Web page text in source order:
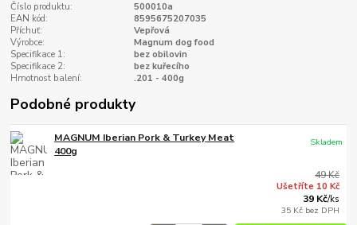
Číslo produktu:
500010a
EAN kód:
8595675207035
Příchuť:
Vepřová
Výrobce:
Magnum dog food
Specifikace 1:
bez obilovin
Specifikace 2:
bez kuřecího
Hmotnost balení:
.201 - 400g
Podobné produkty
MAGNUM Iberian Pork & Turkey Meat
400g
49 Kč
Ušetříte 10 Kč
39 Kč/ks
35 Kč bez DPH
Skladem